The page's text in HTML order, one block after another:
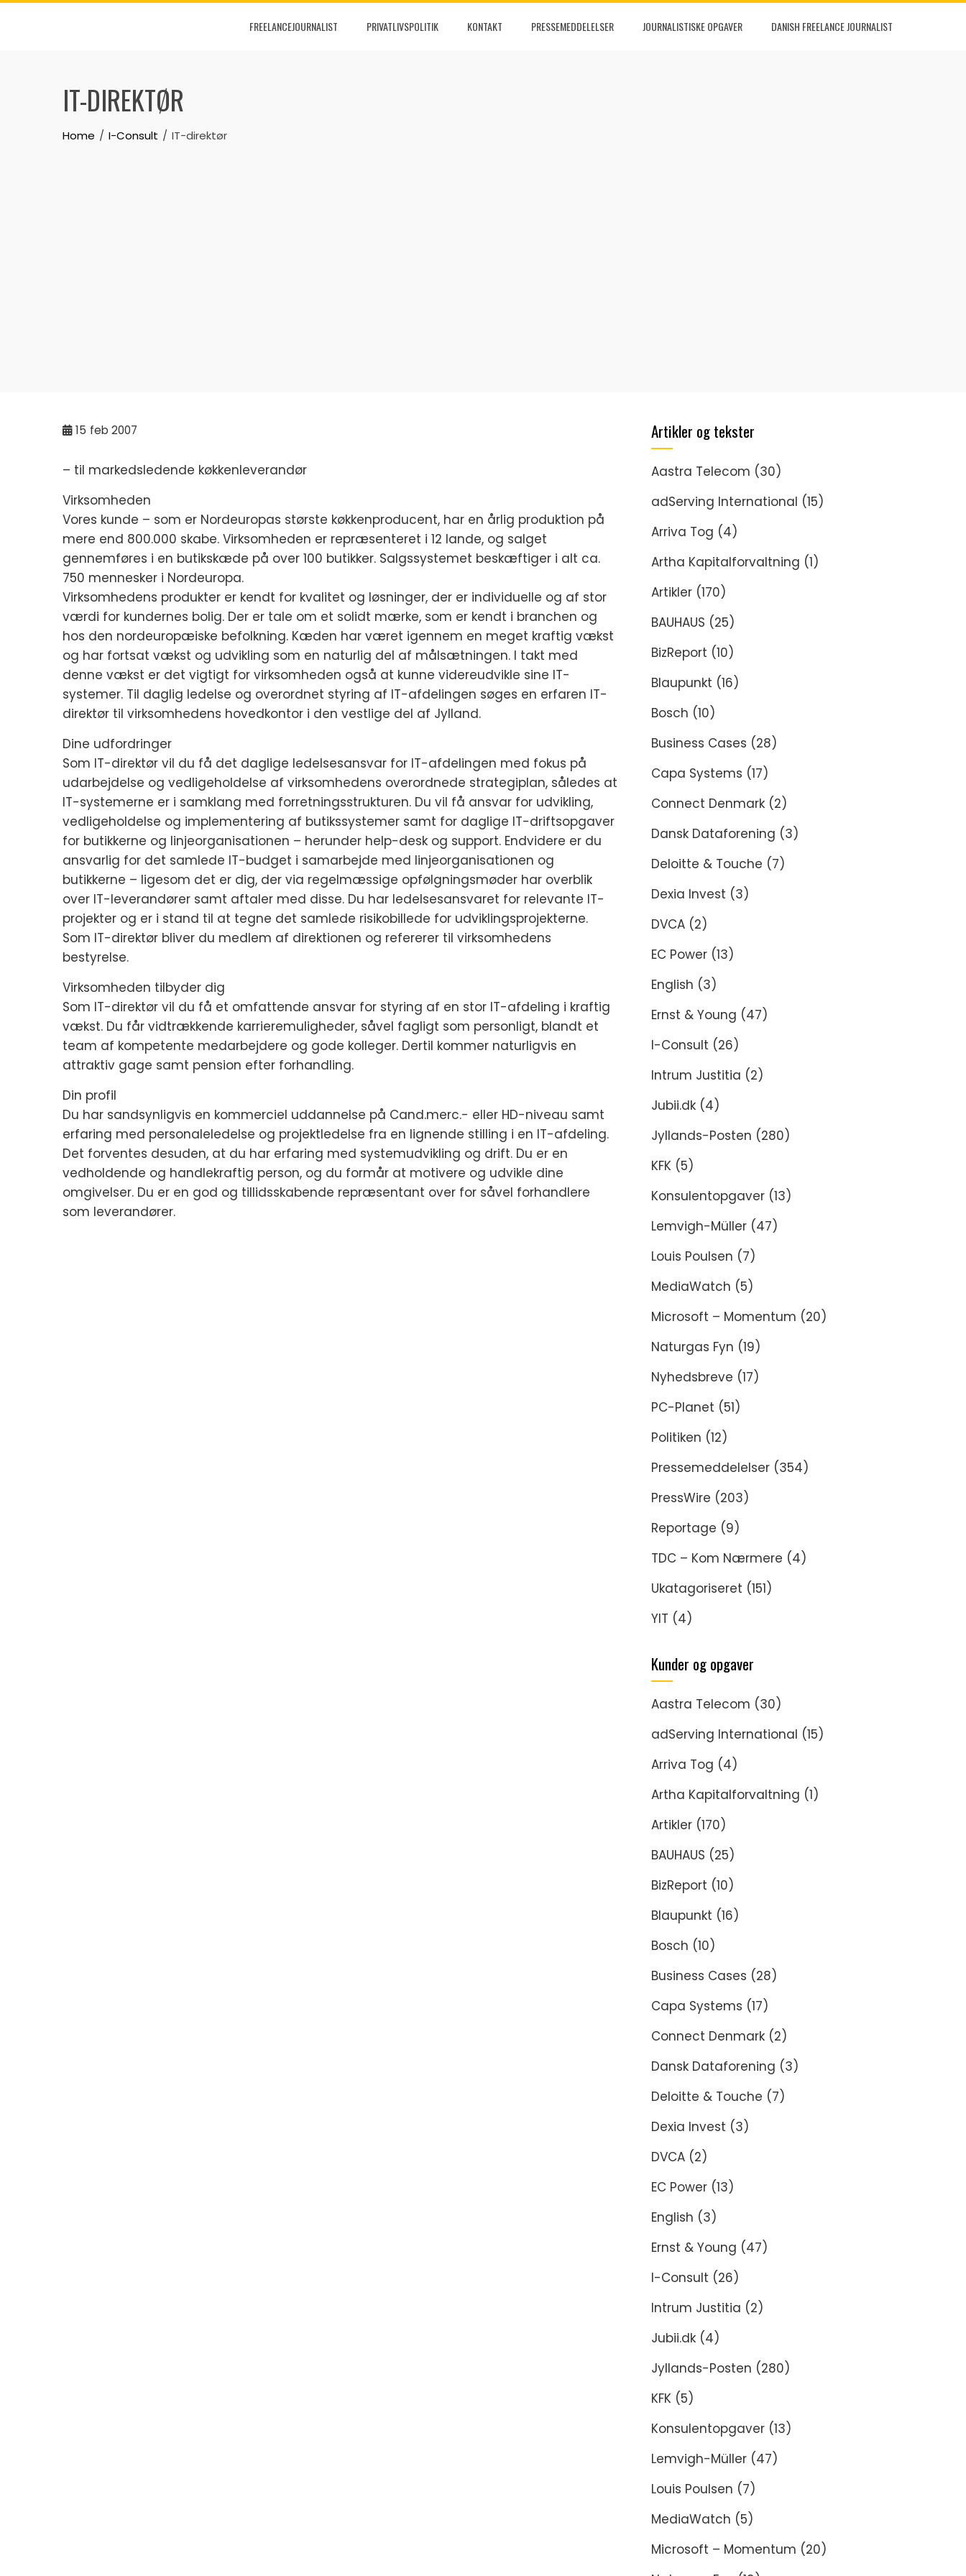
Skip
FREELANCEJOURNALIST PRIVATLIVSPOLITIK KONTAKT PRESSEMEDDELELSER JOURNALISTISKE OPGAVER DANISH FREELANCE JOURNALIST
IT-DIREKTØR
Home I-Consult IT-direktør
15 feb 2007
– til markedsledende køkkenleverandør
Virksomheden
Vores kunde – som er Nordeuropas største køkkenproducent, har en årlig produktion på
mere end 800.000 skabe. Virksomheden er repræsenteret i 12 lande, og salget
gennemføres i en butikskæde på over 100 butikker. Salgssystemet beskæftiger i alt ca.
750 mennesker i Nordeuropa.
Virksomhedens produkter er kendt for kvalitet og løsninger, der er individuelle og af stor
værdi for kundernes bolig. Der er tale om et solidt mærke, som er kendt i branchen og
hos den nordeuropæiske befolkning. Kæden har været igennem en meget kraftig vækst
og har fortsat vækst og udvikling som en naturlig del af målsætningen. I takt med
denne vækst er det vigtigt for virksomheden også at kunne videreudvikle sine IT-
systemer. Til daglig ledelse og overordnet styring af IT-afdelingen søges en erfaren IT-
direktør til virksomhedens hovedkontor i den vestlige del af Jylland.
Dine udfordringer
Som IT-direktør vil du få det daglige ledelsesansvar for IT-afdelingen med fokus på
udarbejdelse og vedligeholdelse af virksomhedens overordnede strategiplan, således at
IT-systemerne er i samklang med forretningsstrukturen. Du vil få ansvar for udvikling,
vedligeholdelse og implementering af butikssystemer samt for daglige IT-driftsopgaver
for butikkerne og linjeorganisationen – herunder help-desk og support. Endvidere er du
ansvarlig for det samlede IT-budget i samarbejde med linjeorganisationen og
butikkerne – ligesom det er dig, der via regelmæssige opfølgningsmøder har overblik
over IT-leverandører samt aftaler med disse. Du har ledelsesansvaret for relevante IT-
projekter og er i stand til at tegne det samlede risikobillede for udviklingsprojekterne.
Som IT-direktør bliver du medlem af direktionen og refererer til virksomhedens
bestyrelse.
Virksomheden tilbyder dig
Som IT-direktør vil du få et omfattende ansvar for styring af en stor IT-afdeling i kraftig
vækst. Du får vidtrækkende karrieremuligheder, såvel fagligt som personligt, blandt et
team af kompetente medarbejdere og gode kolleger. Dertil kommer naturligvis en
attraktiv gage samt pension efter forhandling.
Din profil
Du har sandsynligvis en kommerciel uddannelse på Cand.merc.- eller HD-niveau samt
erfaring med personaleledelse og projektledelse fra en lignende stilling i en IT-afdeling.
Det forventes desuden, at du har erfaring med systemudvikling og drift. Du er en
vedholdende og handlekraftig person, og du formår at motivere og udvikle dine
omgivelser. Du er en god og tillidsskabende repræsentant over for såvel forhandlere
som leverandører.
Artikler og tekster
Aastra Telecom (30)
adServing International (15)
Arriva Tog (4)
Artha Kapitalforvaltning (1)
Artikler (170)
BAUHAUS (25)
BizReport (10)
Blaupunkt (16)
Bosch (10)
Business Cases (28)
Capa Systems (17)
Connect Denmark (2)
Dansk Dataforening (3)
Deloitte & Touche (7)
Dexia Invest (3)
DVCA (2)
EC Power (13)
English (3)
Ernst & Young (47)
I-Consult (26)
Intrum Justitia (2)
Jubii.dk (4)
Jyllands-Posten (280)
KFK (5)
Konsulentopgaver (13)
Lemvigh-Müller (47)
Louis Poulsen (7)
MediaWatch (5)
Microsoft – Momentum (20)
Naturgas Fyn (19)
Nyhedsbreve (17)
PC-Planet (51)
Politiken (12)
Pressemeddelelser (354)
PressWire (203)
Reportage (9)
TDC – Kom Nærmere (4)
Ukatagoriseret (151)
YIT (4)
Kunder og opgaver
Aastra Telecom (30)
adServing International (15)
Arriva Tog (4)
Artha Kapitalforvaltning (1)
Artikler (170)
BAUHAUS (25)
BizReport (10)
Blaupunkt (16)
Bosch (10)
Business Cases (28)
Capa Systems (17)
Connect Denmark (2)
Dansk Dataforening (3)
Deloitte & Touche (7)
Dexia Invest (3)
DVCA (2)
EC Power (13)
English (3)
Ernst & Young (47)
I-Consult (26)
Intrum Justitia (2)
Jubii.dk (4)
Jyllands-Posten (280)
KFK (5)
Konsulentopgaver (13)
Lemvigh-Müller (47)
Louis Poulsen (7)
MediaWatch (5)
Microsoft – Momentum (20)